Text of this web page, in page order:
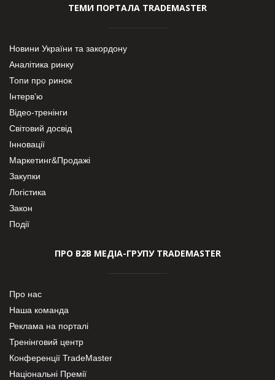
ТЕМИ ПОРТАЛА TRADEMASTER
Новини України та закордону
Аналітика ринку
Топи про ринок
Інтерв’ю
Відео-тренінги
Світовий досвід
Інновації
Маркетинг&Продажі
Закупки
Логістика
Закон
Події
ПРО В2В МЕДІА-ГРУПУ TRADEMASTER
Про нас
Наша команда
Реклама на порталі
Тренінговий центр
Конференції TradeMaster
Національні Премії